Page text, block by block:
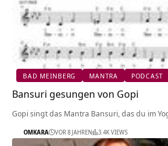
BAD MEINBERG MANTRA PODCAST
Bansuri gesungen von Gopi
Gopi singt das Mantra Bansuri, das du im
OMKARA VOR 8 JAHREN 3.4K VIEWS